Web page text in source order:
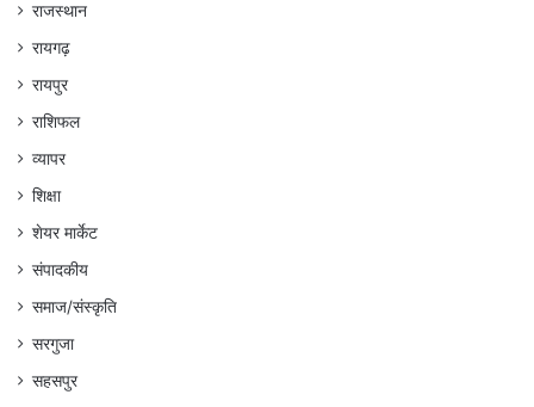
राजस्थान
रायगढ़
रायपुर
राशिफल
व्यापर
शिक्षा
शेयर मार्केट
संपादकीय
समाज/संस्कृति
सरगुजा
सहसपुर